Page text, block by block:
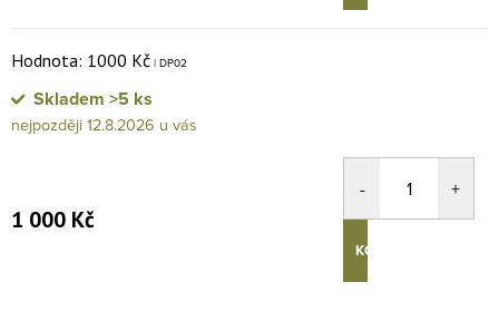
Hodnota: 1000 Kč | DP02
Skladem >5 ks
12.8.2026
1 000 Kč
KOUPIT